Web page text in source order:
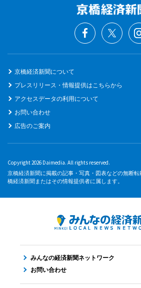
京橋経済新聞について
プレスリリース・情報提供はこちらから
アクセスデータの利用について
お問い合わせ
広告のご案内
Copyright 2026 Daimedia. All rights reserved.
京橋経済新聞に掲載の記事・写真・図表などの無断
橋経済新聞またはその情報提供者に属します。
みんなの経済新聞ネットワーク
お問い合わせ